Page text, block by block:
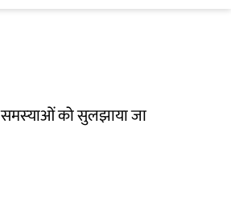
समस्‍याओं को सुलझाया जा